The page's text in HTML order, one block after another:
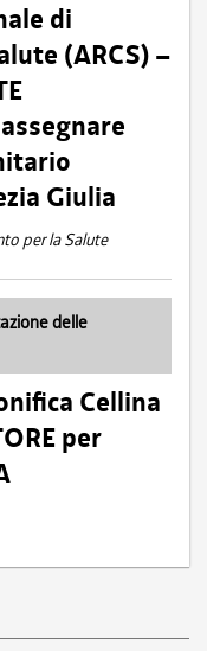
di
(ARCS) –
Giulia
per la Salute
delle
Cellina
per